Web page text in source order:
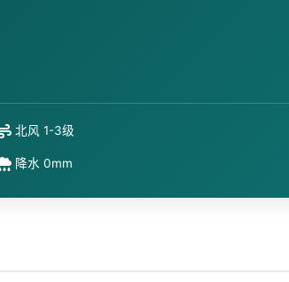
北风 1-3级
降水 0mm